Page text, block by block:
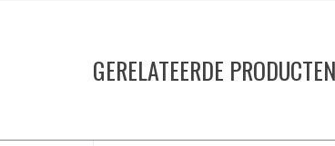
GERELATEERDE PRODUCTEN